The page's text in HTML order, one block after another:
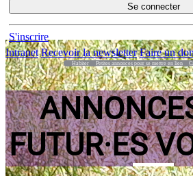
Se connecter
S'inscrire
Intranet Recevoir la newsletter Faire un
Habiter Petites annonces pour se mettre en lien
FUTUR·ES